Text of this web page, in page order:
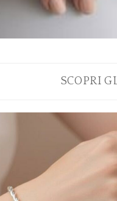
SCOPRI